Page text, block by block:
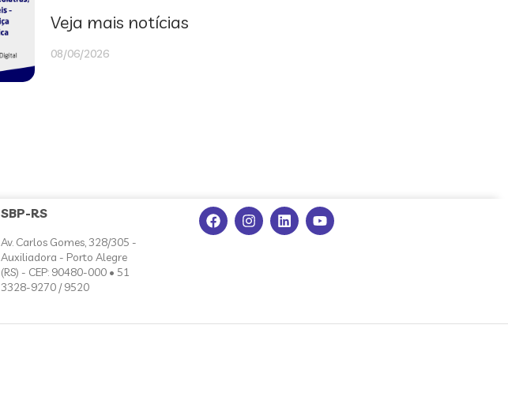
Veja mais notícias
08/06/2026
SBP-RS
Av. Carlos Gomes, 328/305 -
Auxiliadora - Porto Alegre
(RS) - CEP: 90480-000 • 51
3328-9270 / 9520